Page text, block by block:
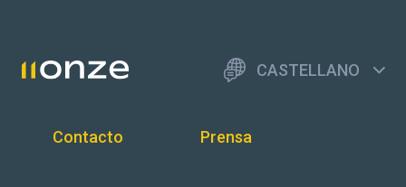
CASTELLANO
Contacto Prensa